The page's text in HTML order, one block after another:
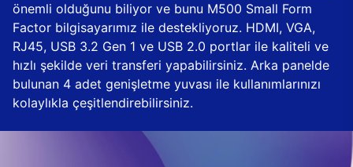
önemli olduğunu biliyor ve bunu M500 Small Form
Factor bilgisayarımız ile destekliyoruz. HDMI, VGA,
RJ45, USB 3.2 Gen 1 ve USB 2.0 portlar ile kaliteli ve
hızlı şekilde veri transferi yapabilirsiniz. Arka panelde
bulunan 4 adet genişletme yuvası ile kullanımlarınızı
kolaylıkla çeşitlendirebilirsiniz.